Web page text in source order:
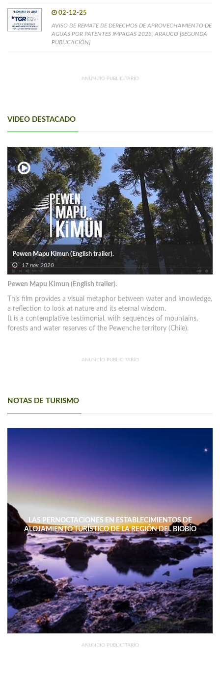
02-12-25
AVISO DE REMATE DE DERECHOS DE APROVECHAMIENTO DE
AGUAS POR PATENTES IMPAGAS 2025, ARAUCO [SEGUNDA
PUBLICACIÓN]
ANUNCIO PUBLICITARIO
VIDEO DESTACADO
Pewen Mapu Kimun (English trailer).
17 nov 2020
Pewen Mapu Kimun (English trailer).
This film provides a visual metaphor between water and knowledge,
a reflection to look at nature and its eternal wisdom.
It is a contemplative testimonial, with sequences of mountains,
forests and water reserves of the Pewenche territory (Chile).
ANUNCIO PUBLICITARIO
NOTAS DE TURISMO
LAS PERNOCTACIONES EN ESTABLECIMIENTOS DE
ALOJAMIENTO TURÍSTICO DE LA REGIÓN DEL BIOBÍO
DISMINUYERON 15,4% INTERANUAL
ANUNCIO PUBLICITARIO